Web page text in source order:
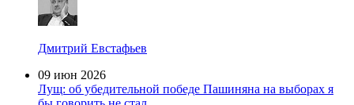
Дмитрий Евстафьев
09 июн 2026
Лущ: об убедительной победе Пашиняна на выборах я